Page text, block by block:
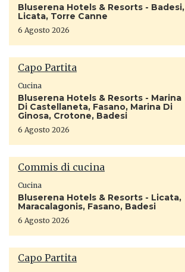
Bluserena Hotels & Resorts - Badesi,
Licata, Torre Canne
6 Agosto 2026
Capo Partita
Cucina
Bluserena Hotels & Resorts - Marina
Di Castellaneta, Fasano, Marina Di
Ginosa, Crotone, Badesi
6 Agosto 2026
Commis di cucina
Cucina
Bluserena Hotels & Resorts - Licata,
Maracalagonis, Fasano, Badesi
6 Agosto 2026
Capo Partita